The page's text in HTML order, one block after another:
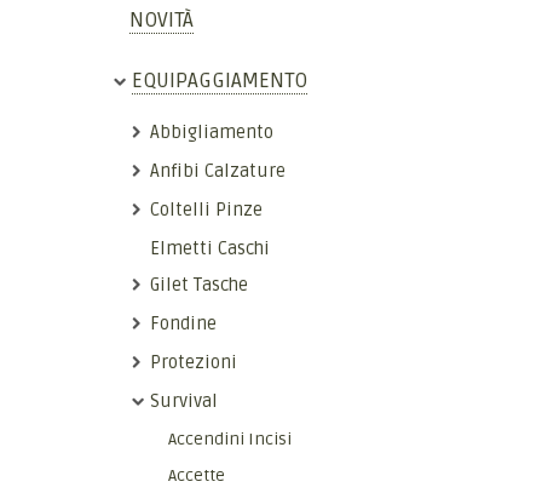
NOVITÀ
EQUIPAGGIAMENTO
Abbigliamento
Anfibi Calzature
Coltelli Pinze
Elmetti Caschi
Gilet Tasche
Fondine
Protezioni
Survival
Accendini Incisi
Accette